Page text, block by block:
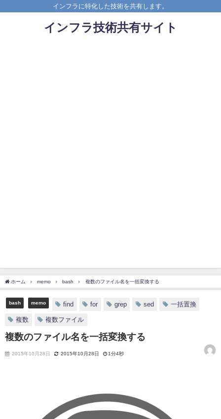
インフラに特化した技術を共有します。
インフラ技術共有サイト
ホーム memo bash 複数のファイル名を一括変換する
bash memo find for grep sed 一括置換
複数 複数ファイル
複数のファイル名を一括変換する
2015年10月28日 2015年10月28日 1分4秒